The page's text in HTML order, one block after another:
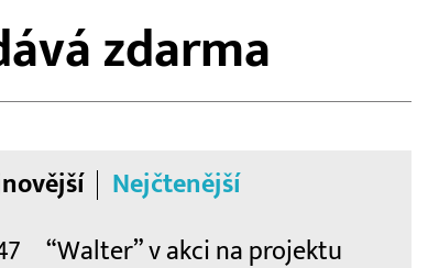
zdarma
Nejčtenější
“Walter” v akci na projektu